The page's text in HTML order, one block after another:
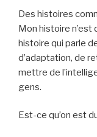
Des histoires
Mon histoire n’est
histoire qui parle
d’adaptation, de
mettre de
gens.
Est-ce qu’on est